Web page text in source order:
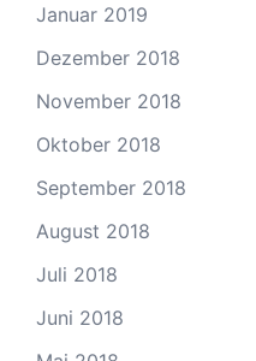
Januar 2019
Dezember 2018
November 2018
Oktober 2018
September 2018
August 2018
Juli 2018
Juni 2018